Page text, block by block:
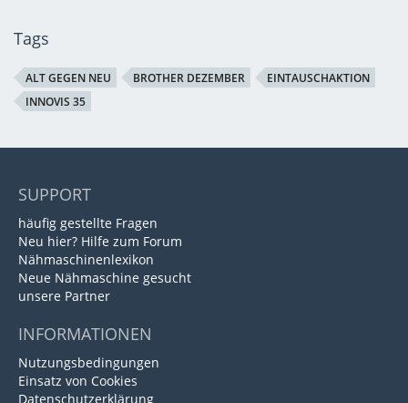
Tags
ALT GEGEN NEU BROTHER DEZEMBER
EINTAUSCHAKTION
INNOVIS 35
SUPPORT
häufig gestellte Fragen
Neu hier? Hilfe zum Forum
Nähmaschinenlexikon
Neue Nähmaschine gesucht
unsere Partner
INFORMATIONEN
Nutzungsbedingungen
Einsatz von Cookies
Datenschutzerklärung